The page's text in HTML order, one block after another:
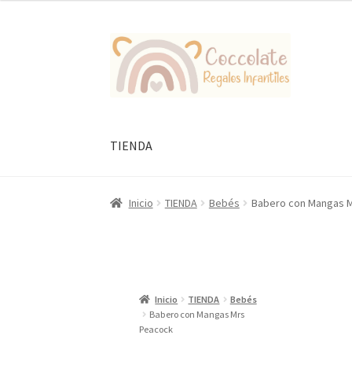
Ir
la
Ir
al
contenido
TIENDA
Inicio TIENDA Bebés Babero con Mangas
Inicio TIENDA
Bebés
Babero con Mangas Mrs
Peacock